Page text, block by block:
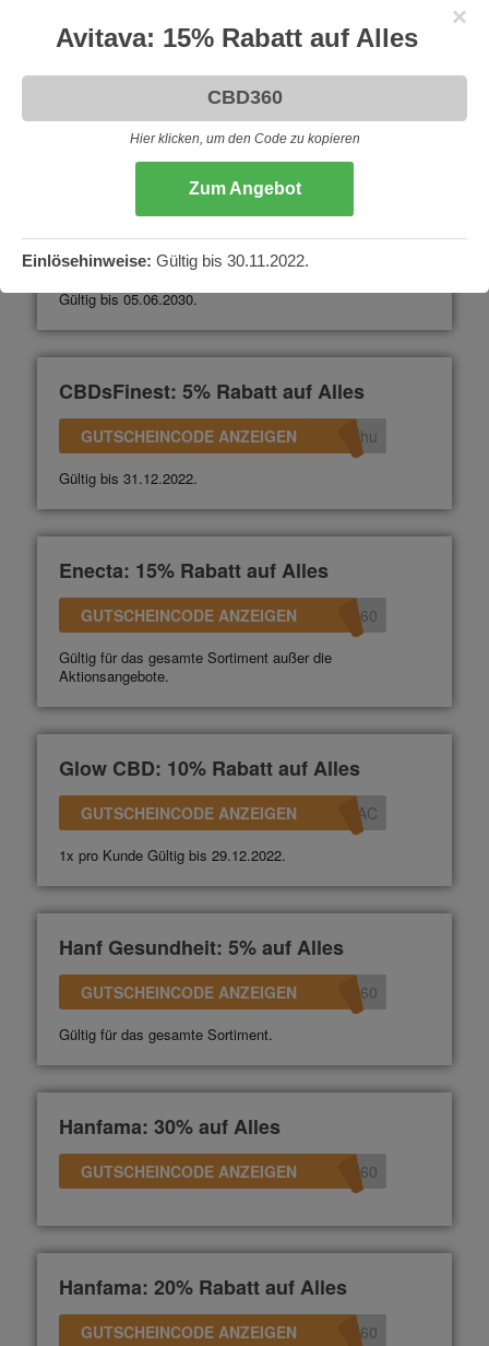
CBD Vital: 15% auf Alles
GUTSCHEINCODE ANZEIGEN 360
Nicht gültig auf die 2+1 Aktionen. Gültig bis 31.12.2023.
CBDNol: 10% Rabatt auf Alles
GUTSCHEINCODE ANZEIGEN
Gültig bis 05.06.2030.
CBDsFinest: 5% Rabatt auf Alles
GUTSCHEINCODE ANZEIGEN uhu
Gültig bis 31.12.2022.
Enecta: 15% Rabatt auf Alles
GUTSCHEINCODE ANZEIGEN 360
Gültig für das gesamte Sortiment außer die
Aktionsangebote.
Glow CBD: 10% Rabatt auf Alles
GUTSCHEINCODE ANZEIGEN 0AC
1x pro Kunde Gültig bis 29.12.2022.
Hanf Gesundheit: 5% auf Alles
GUTSCHEINCODE ANZEIGEN 360
Gültig für das gesamte Sortiment.
Hanfama: 30% auf Alles
GUTSCHEINCODE ANZEIGEN 360
Hanfama: 20% Rabatt auf Alles
GUTSCHEINCODE ANZEIGEN 360
×
Avitava: 15% Rabatt auf Alles
Hier klicken, um den Code zu kopieren
Zum Angebot
Einlösehinweise: Gültig bis 30.11.2022.